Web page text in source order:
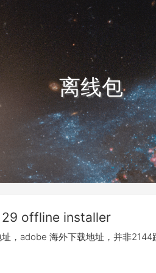
离线包
offline installer
，adobe 海外下载地址，并非2144